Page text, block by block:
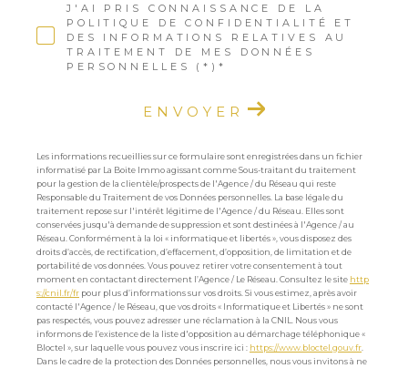
J'AI PRIS CONNAISSANCE DE LA
POLITIQUE DE CONFIDENTIALITÉ ET
DES INFORMATIONS RELATIVES AU
TRAITEMENT DE MES DONNÉES
PERSONNELLES (*)*
ENVOYER
Les informations recueillies sur ce formulaire sont enregistrées dans un fichier
informatisé par La Boite Immo agissant comme Sous-traitant du traitement
pour la gestion de la clientèle/prospects de l'Agence / du Réseau qui reste
Responsable du Traitement de vos Données personnelles. La base légale du
traitement repose sur l'intérêt légitime de l'Agence / du Réseau. Elles sont
conservées jusqu'à demande de suppression et sont destinées à l'Agence / au
Réseau. Conformément à la loi « informatique et libertés », vous disposez des
droits d’accès, de rectification, d’effacement, d’opposition, de limitation et de
portabilité de vos données. Vous pouvez retirer votre consentement à tout
moment en contactant directement l’Agence / Le Réseau. Consultez le site http
s://cnil.fr/fr pour plus d’informations sur vos droits. Si vous estimez, après avoir
contacté l'Agence / le Réseau, que vos droits « Informatique et Libertés » ne sont
pas respectés, vous pouvez adresser une réclamation à la CNIL. Nous vous
informons de l’existence de la liste d'opposition au démarchage téléphonique «
Bloctel », sur laquelle vous pouvez vous inscrire ici : https://www.bloctel.gouv.fr
Dans le cadre de la protection des Données personnelles, nous vous invitons à ne